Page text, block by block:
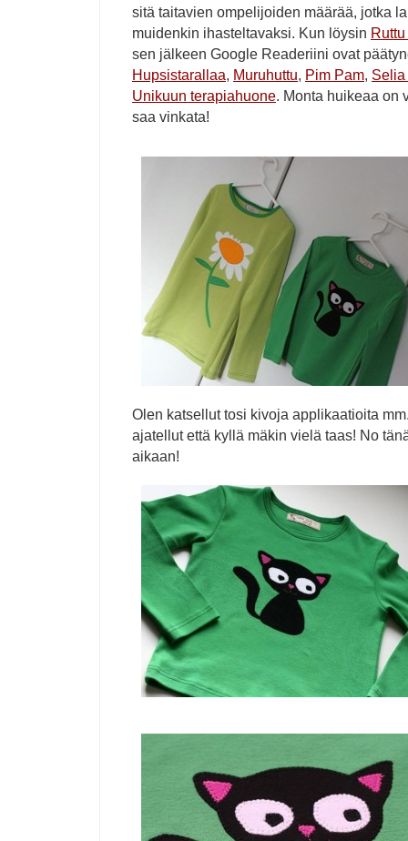
sitä taitavien ompelijoiden määrää, jotka
muidenkin ihasteltavaksi. Kun löysin
sen jälkeen Google Readeriini ovat
Hupsistarallaa, Muruhuttu, Pim Pam,
Unikuun terapiahuone. Monta huikeaa on
saa vinkata!
Olen katsellut tosi kivoja applikaatioita
ajatellut että kyllä mäkin vielä taas! No
aikaan!